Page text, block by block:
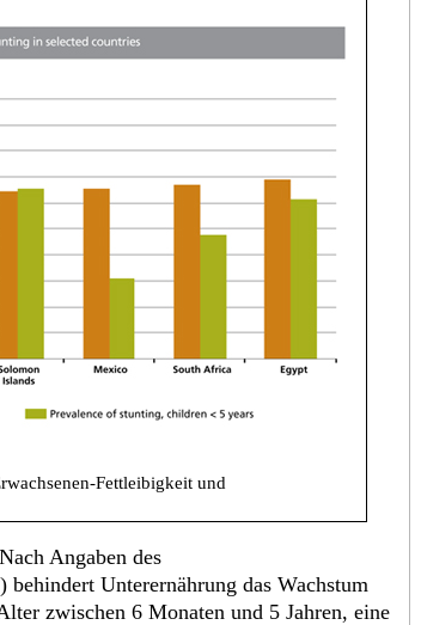
Fettleibigkeit und
Angaben des
behindert Unterernährung das Wachstum
zwischen 6 Monaten und 5 Jahren, eine